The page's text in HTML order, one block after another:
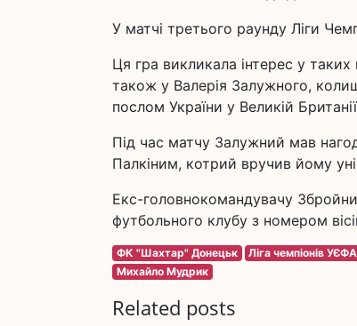
У матчі третього раунду Ліги
Ця гра викликала інтерес у
також у Валерія Залужного,
послом України у Великій
Під час матчу Залужний мав
Палкіним, котрий вручив йому
Екс-головнокомандувачу
футбольного клубу з номером
ФК "Шахтар" Донецьк Ліга чемпіонів УЄФА
Михайло Мудрик
Related posts